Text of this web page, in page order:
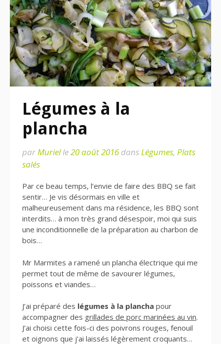
Légumes à la
plancha
parMurielle20 août 2016dansLégumes, Plats
salés
Par ce beau temps, l’envie de faire des BBQ se fait
sentir… Je vis désormais en ville et
malheureusement dans ma résidence, les BBQ sont
interdits… à mon très grand désespoir, moi qui suis
une inconditionnelle de la préparation au charbon de
bois…
Mr Marmites a ramené un plancha électrique qui me
permet tout de même de savourer légumes,
poissons et viandes…
J’ai préparé des légumes à la plancha pour
accompagner des grillades de porc marinées au vin.
J’ai choisi cette fois-ci des poivrons rouges, fenouil
et oignons que j’ai laissés légèrement croquants…